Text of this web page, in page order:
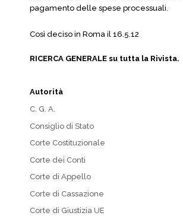
pagamento delle spese processuali.
Così deciso in Roma il 16.5.12
RICERCA GENERALE su tutta la Rivista.
Autorità
C. G. A.
Consiglio di Stato
Corte Costituzionale
Corte dei Conti
Corte di Appello
Corte di Cassazione
Corte di Giustizia UE